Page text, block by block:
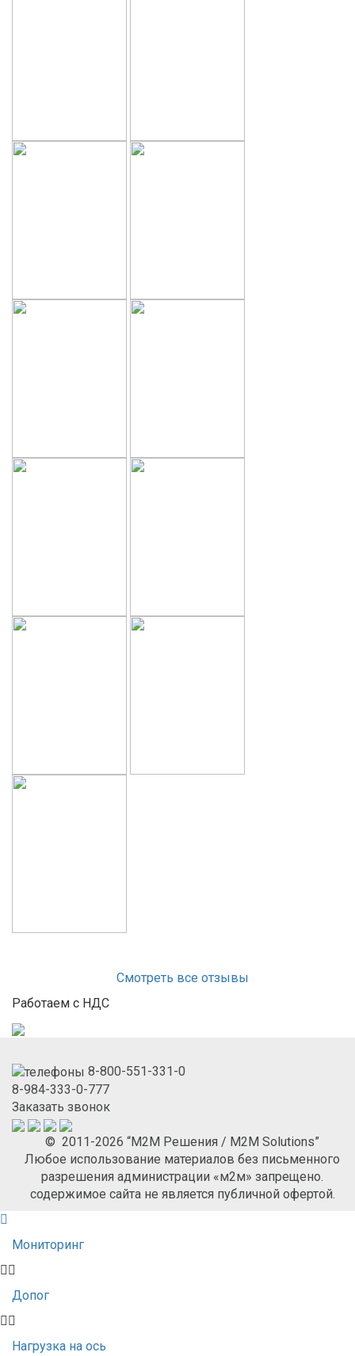
Смотреть все отзывы
Работаем с НДС
8-800-551-331-0
8-984-333-0-777
Заказать звонок
© 2011-2026 “М2М Решения / M2M Solutions”
Любое использование материалов без письменного
разрешения администрации «м2м» запрещено.
содержимое сайта не является публичной офертой.
Мониторинг
Допог
Нагрузка на ось